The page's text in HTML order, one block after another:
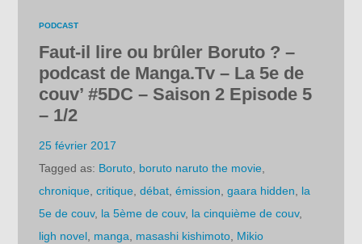
PODCAST
Faut-il lire ou brûler Boruto ? –
podcast de Manga.Tv – La 5e de
couv’ #5DC – Saison 2 Episode 5
– 1/2
25 février 2017
Tagged as: Boruto boruto naruto the movie
chronique ,critique ,débat ,émission ,gaara hidden
la
5e de couv, la 5ème de couv, la cinquième de couv,
ligh novel manga masashi kishimoto Mikio